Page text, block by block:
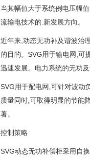
当其幅值大于系统例电压幅
流输电技术的.新发展方向。
近年来,动态无功补及谐波治
的目的。SVG用于输电网,可
迅速发展。电力系统的无功
SVG用于配电网,可针对波动
质量同时,可取得明显的节能
著。
控制策略
SVG动态无功补偿柜采用自